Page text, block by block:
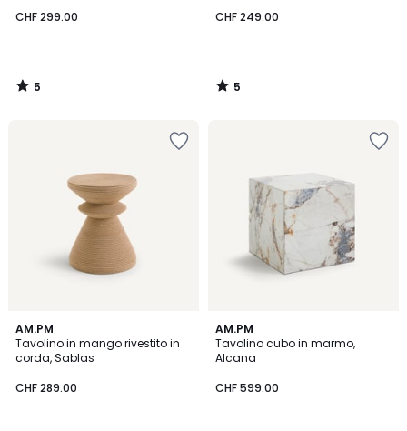
CHF 299.00
5
/
CHF 249.00
5
/
AM.PM
Tavolino in mango rivestito in
corda, Sablas
CHF 289.00
4.7
/ 5
AM.PM
Tavolino cubo in marmo,
Alcana
CHF 599.00
5
/
5